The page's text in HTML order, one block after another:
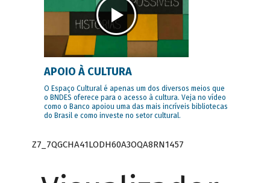
APOIO À CULTURA
O Espaço Cultural é apenas um dos diversos meios que
o BNDES oferece para o acesso à cultura. Veja no vídeo
como o Banco apoiou uma das mais incríveis bibliotecas
do Brasil e como investe no setor cultural.
Z7_7QGCHA41LODH60A3OQA8RN1457